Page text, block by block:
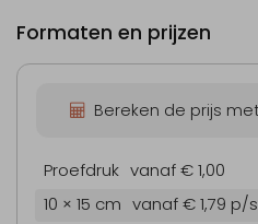
Formaten en prijzen
Bereken de prijs
Proefdruk vanaf € 1,00
10 × 15 cm vanaf € 1,79 p/